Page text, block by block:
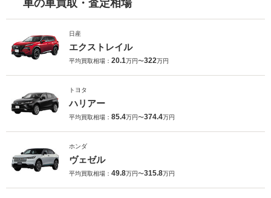
車の車買取・査定相場
日産
エクストレイル
平均買取相場： 20.1万円〜322万円
トヨタ
ハリアー
平均買取相場： 85.4万円〜374.4万円
ホンダ
ヴェゼル
平均買取相場： 49.8万円〜315.8万円